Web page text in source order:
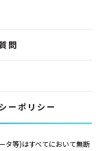
問
ーポリシー
タ等)はすべてにおいて無断